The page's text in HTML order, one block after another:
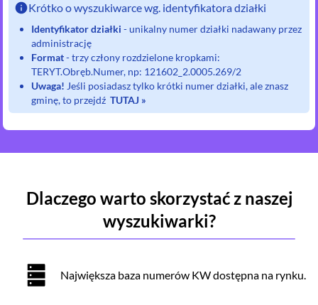
Krótko o wyszukiwarce wg. identyfikatora działki
Identyfikator działki - unikalny numer działki nadawany przez
administrację
Format- trzy człony rozdzielone kropkami:
TERYT.Obręb.Numer, np: 121602_2.0005.269/2
Uwaga! Jeśli posiadasz tylko krótki numer działki, ale znasz
gminę, to przejdź TUTAJ »
Dlaczego warto skorzystać z naszej
wyszukiwarki?
Największa baza numerów KW dostępna na rynku.